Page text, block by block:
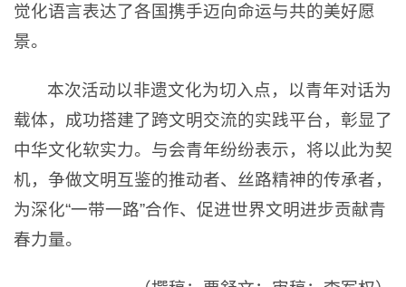
觉化语言表达了各国携手迈向命运与共的美好愿
景。
本次活动以非遗文化为切入点，以青年对话为
载体，成功搭建了跨文明交流的实践平台，彰显了
中华文化软实力。与会青年纷纷表示，将以此为契
机，争做文明互鉴的推动者、丝路精神的传承者，
为深化“一带一路”合作、促进世界文明进步贡献青
春力量。